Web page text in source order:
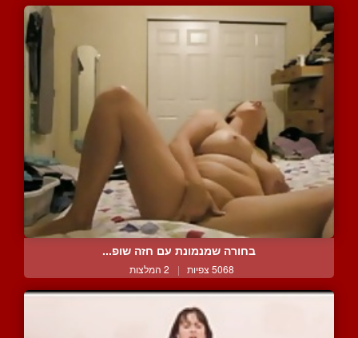
בחורה שמנמונת עם חזה שופ...
5068 צפיות | 2 המלצות